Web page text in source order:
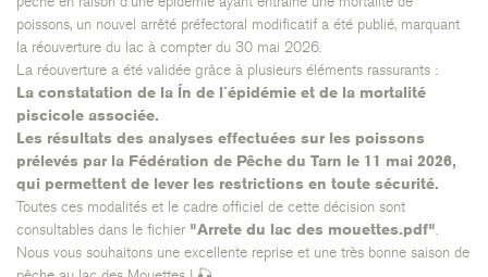
poissons, un nouvel arrêté préfectoral modificatif a été publié, marquant
la réouverture du lac à compter du 30 mai 2026.
La réouverture a été validée grâce à plusieurs éléments rassurants :
La constatation de la fin de l'épidémie et de la mortalité
piscicole associée.
Les résultats des analyses effectuées sur les poissons
prélevés par la Fédération de Pêche du Tarn le 11 mai 2026,
qui permettent de lever les restrictions en toute sécurité.
Toutes ces modalités et le cadre officiel de cette décision sont
consultables dans le fichier "Arrete du lac des mouettes.pdf".
Nous vous souhaitons une excellente reprise et une très bonne saison de